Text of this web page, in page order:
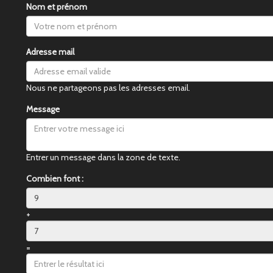
Nom et prénom
Adresse mail
Nous ne partageons pas les adresses email.
Message
Entrer un message dans la zone de texte.
Combien font :
+
=